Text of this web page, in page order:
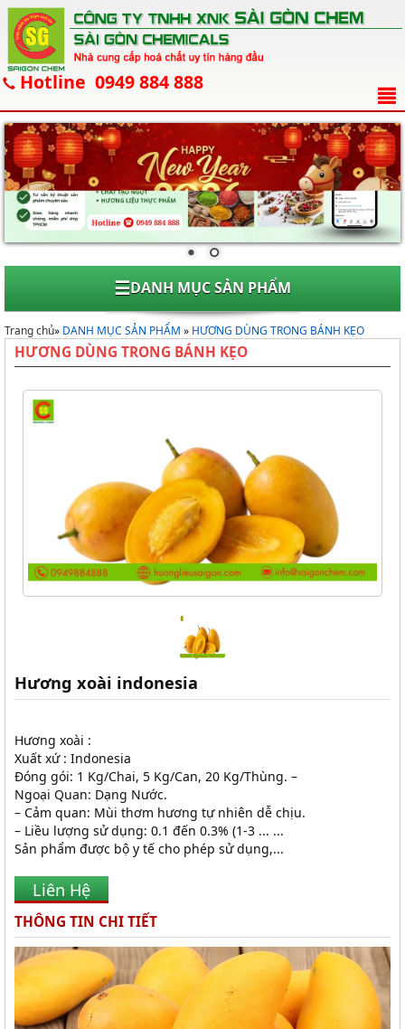
Hotline 0949 884 888
☰DANH MỤC SẢN PHẨM
Trang chủ» DANH MỤC SẢN PHẨM » HƯƠNG DÙNG TRONG BÁNH KẸO
HƯƠNG DÙNG TRONG BÁNH KẸO
Hương xoài indonesia
Hương xoài :
Xuất xứ : Indonesia
Đóng gói: 1 Kg/Chai, 5 Kg/Can, 20 Kg/Thùng. –
Ngoại Quan: Dạng Nước.
– Cảm quan: Mùi thơm hương tự nhiên dễ chịu.
– Liều lượng sử dụng: 0.1 đến 0.3% (1-3 ... ...
Sản phẩm được bộ y tế cho phép sử dụng,...
Liên Hệ
THÔNG TIN CHI TIẾT